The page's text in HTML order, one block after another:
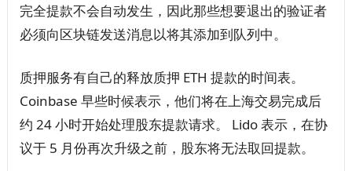
完全提款不会自动发生，因此那些想要退出的验证者
必须向区块链发送消息以将其添加到队列中。
质押服务有自己的释放质押 ETH 提款的时间表。
Coinbase 早些时候表示，他们将在上海交易完成后
约 24 小时开始处理股东提款请求。 Lido 表示，在协
议于 5 月份再次升级之前，股东将无法取回提款。